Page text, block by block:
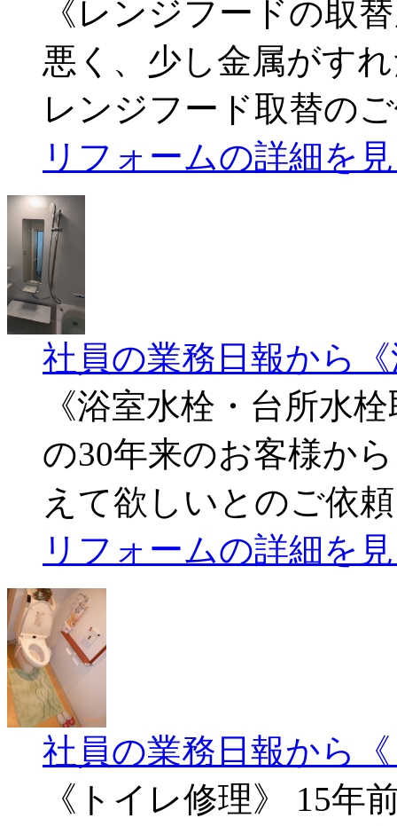
《レンジフードの取
悪く、少し金属がす
レンジフード取替の
リフォームの詳細を
社員の業務日報から
《浴室水栓・台所水
の30年来のお客様か
えて欲しいとのご依
リフォームの詳細を
社員の業務日報から
《トイレ修理》 15年